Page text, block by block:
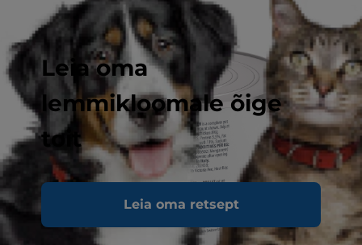
Leia oma
lemmikloomale õige
toit
Leia oma retsept